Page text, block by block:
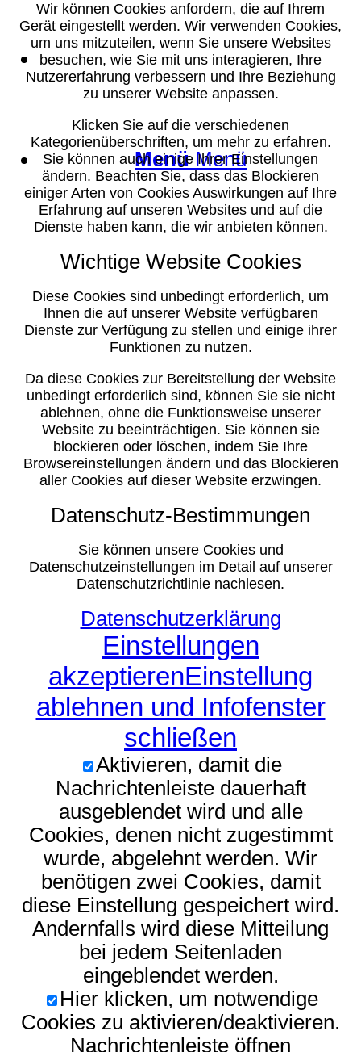
Suche
Menü Menü
Wir können Cookies anfordern, die auf Ihrem
Gerät eingestellt werden. Wir verwenden Cookies,
um uns mitzuteilen, wenn Sie unsere Websites
besuchen, wie Sie mit uns interagieren, Ihre
Nutzererfahrung verbessern und Ihre Beziehung
zu unserer Website anpassen.
Klicken Sie auf die verschiedenen
Kategorienüberschriften, um mehr zu erfahren.
Sie können auch einige Ihrer Einstellungen
ändern. Beachten Sie, dass das Blockieren
einiger Arten von Cookies Auswirkungen auf Ihre
Erfahrung auf unseren Websites und auf die
Dienste haben kann, die wir anbieten können.
Wichtige Website Cookies
Diese Cookies sind unbedingt erforderlich, um
Ihnen die auf unserer Website verfügbaren
Dienste zur Verfügung zu stellen und einige ihrer
Funktionen zu nutzen.
Da diese Cookies zur Bereitstellung der Website
unbedingt erforderlich sind, können Sie sie nicht
ablehnen, ohne die Funktionsweise unserer
Website zu beeinträchtigen. Sie können sie
blockieren oder löschen, indem Sie Ihre
Browsereinstellungen ändern und das Blockieren
aller Cookies auf dieser Website erzwingen.
Datenschutz-Bestimmungen
Sie können unsere Cookies und
Datenschutzeinstellungen im Detail auf unserer
Datenschutzrichtlinie nachlesen.
Datenschutzerklärung
Einstellungen
akzeptierenEinstellung
ablehnen und Infofenster
schließen
Aktivieren, damit die
Nachrichtenleiste dauerhaft
ausgeblendet wird und alle
Cookies, denen nicht zugestimmt
wurde, abgelehnt werden. Wir
benötigen zwei Cookies, damit
diese Einstellung gespeichert wird.
Andernfalls wird diese Mitteilung
bei jedem Seitenladen
eingeblendet werden.
Hier klicken, um notwendige
Cookies zu aktivieren/deaktivieren.
Nachrichtenleiste öffnen